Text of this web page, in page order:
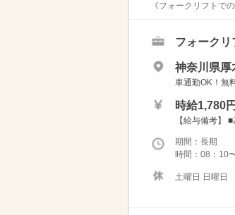
《フォークリフトで
フォークリ
神奈川県厚
車通勤OK！無
時給1,780
【給与備考】
期間：長期
時間：08：10
土曜日 日曜日